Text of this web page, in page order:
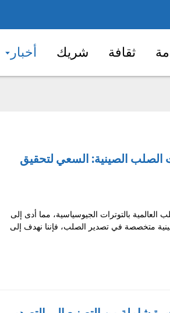
ثقافة شريك أخبار
الصلب الصينية: السعي لتحقيق
العالمية بالتوترات الجيوسياسية، مما أدى إلى
متخصصة في تصدير الصلب، فإننا نهدف إلى